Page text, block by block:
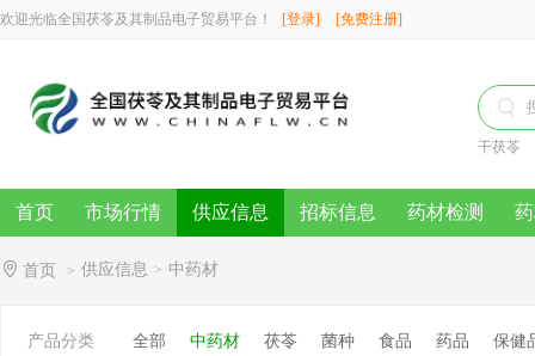
欢迎光临全国茯苓及其制品电子贸易平台！ [登录] [免费注册]

干茯苓
首页 市场行情 供应信息 招标信息 药材检测
首页 > 供应信息 > 中药材
产品分类 全部 中药材 茯苓 菌种 食品 药品 保健